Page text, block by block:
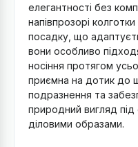
елегантності без
напівпрозорі
посадку, що
вони особливо
носіння протягом
приємна на дотик до
подразнення та
природний вигляд
діловими образами.